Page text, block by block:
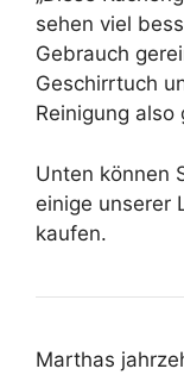
sehen viel
Gebrauch
Geschirrtuch
Reinigung also
Unten können
einige unserer
kaufen.
Marthas